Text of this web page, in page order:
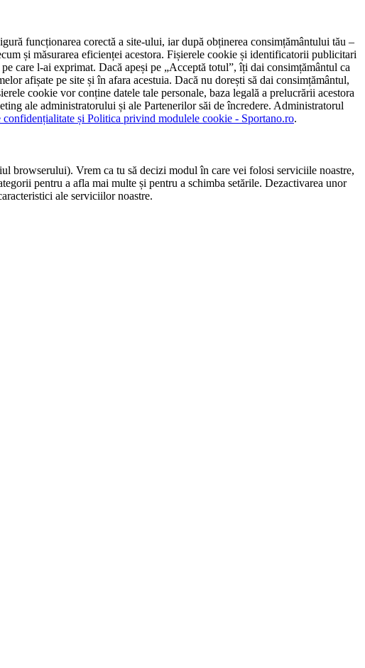
funcționarea corectă a site-ului, iar după obținerea consimțământului tău –
și măsurarea eficienței acestora. Fișierele cookie și identificatorii publicitari
care l-ai exprimat. Dacă apeși pe „Acceptă totul”, îți dai consimțământul ca
afișate pe site și în afara acestuia. Dacă nu dorești să dai consimțământul,
cookie vor conține datele tale personale, baza legală a prelucrării acestora
ale administratorului și ale Partenerilor săi de încredere. Administratorul
confidențialitate și Politica privind modulele cookie - Sportano.ro.
browserului). Vrem ca tu să decizi modul în care vei folosi serviciile noastre,
pentru a afla mai multe și pentru a schimba setările. Dezactivarea unor
ale serviciilor noastre.